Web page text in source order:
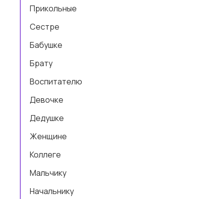
Прикольные
Сестре
Бабушке
Брату
Воспитателю
Девочке
Дедушке
Женщине
Коллеге
Мальчику
Начальнику